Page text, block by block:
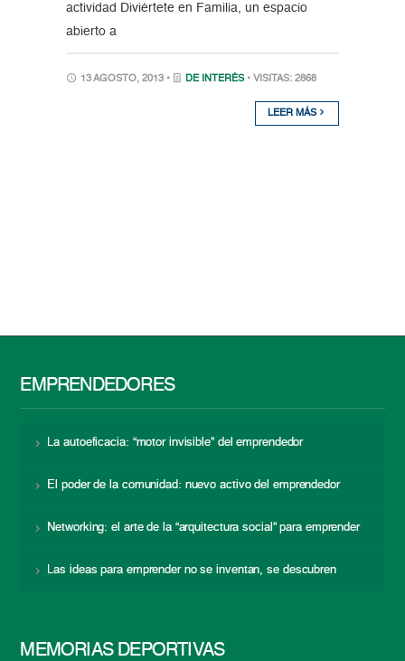
actividad Diviértete en Familia, un espacio
abierto a
13 AGOSTO, 2013 • DE INTERÉS • VISITAS: 2868
LEER MÁS
EMPRENDEDORES
La autoeficacia: “motor invisible” del emprendedor
El poder de la comunidad: nuevo activo del emprendedor
Networking: el arte de la “arquitectura social” para emprender
Las ideas para emprender no se inventan, se descubren
MEMORIAS DEPORTIVAS